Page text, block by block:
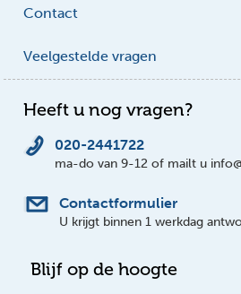
Contact
Veelgestelde vragen
Heeft u nog vragen?
020-2441722
ma-do van 9-12 of mailt u
Contactformulier
U krijgt binnen 1 werkdag
Blijf op de hoogte